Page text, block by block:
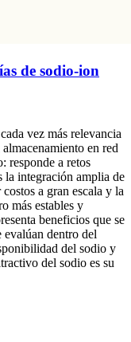
de sodio-ion
vez más relevancia
en red
responde a retos
la integración amplia de
a gran escala y la
más estables y
beneficios que se
evalúan dentro del
del sodio y
del sodio es su